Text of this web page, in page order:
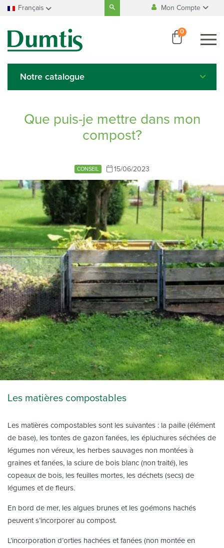
Français
Nederlands
Search
for:
Mon Compte
Se connecter
0
Paiement100% sécurisé
Notre catalogue
Que puis-je mettre dans mon
compost?
CONSEIL 15/06/2023
Les matières compostables
Les matières compostables sont les suivantes : la paille (élément
de base), les tontes de gazon fanées, les épluchures séchées de
légumes non véreux, les herbes sauvages non montées à
graines et fanées, la sciure de bois blanc (non traité), les
copeaux de bois, les feuilles mortes, les déchets (secs) de
légumes et de fleurs.
En bord de mer, les algues brunes et les goémons hachés
peuvent s’incorporer au compost.
L’incorporation d’orties hachées et fanées (non montée en